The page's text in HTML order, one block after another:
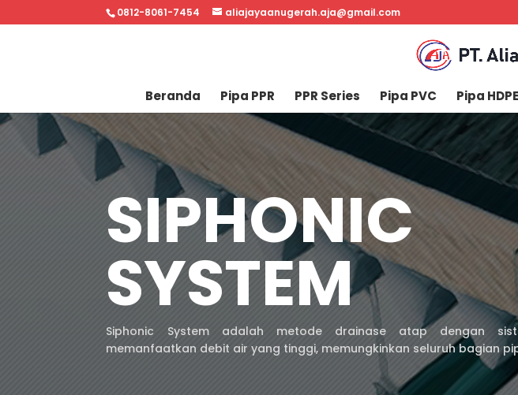
0812-8061-7454 aliajayaanugerah.aja@gmail.com
Beranda Pipa PPR PPR Series Pipa PVC Pipa HDPE
SIPHONIC
SYSTEM
Siphonic System adalah metode drainase atap dengan
memanfaatkan debit air yang tinggi, memungkinkan seluruh bagian